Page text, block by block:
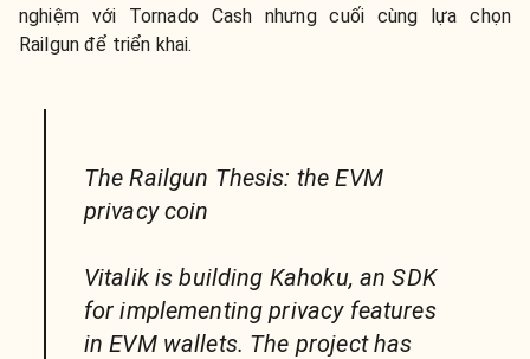
nghiệm với Tornado Cash nhưng cuối cùng lựa chọn
Railgun để triển khai.
The Railgun Thesis: the EVM
privacy coin
Vitalik is building Kahoku, an SDK
for implementing privacy features
in EVM wallets. The project has